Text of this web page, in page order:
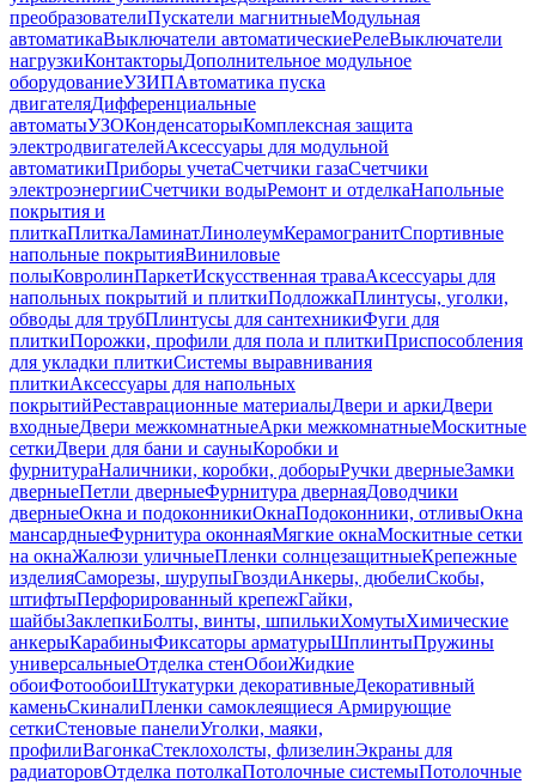
преобразователиПускатели магнитныеМодульная
автоматикаВыключатели автоматическиеРелеВыключатели
нагрузкиКонтакторыДополнительное модульное
оборудованиеУЗИПАвтоматика пуска
двигателяДифференциальные
автоматыУЗОКонденсаторыКомплексная защита
электродвигателейАксессуары для модульной
автоматикиПриборы учетаСчетчики газаСчетчики
электроэнергииСчетчики водыРемонт и отделкаНапольные
покрытия и
плиткаПлиткаЛаминатЛинолеумКерамогранитСпортивные
напольные покрытияВиниловые
полыКовролинПаркетИскусственная траваАксессуары для
напольных покрытий и плиткиПодложкаПлинтусы, уголки,
обводы для трубПлинтусы для сантехникиФуги для
плиткиПорожки, профили для пола и плиткиПриспособления
для укладки плиткиСистемы выравнивания
плиткиАксессуары для напольных
покрытийРеставрационные материалыДвери и аркиДвери
входныеДвери межкомнатныеАрки межкомнатныеМоскитные
сеткиДвери для бани и сауныКоробки и
фурнитураНаличники, коробки, доборыРучки дверныеЗамки
дверныеПетли дверныеФурнитура двернаяДоводчики
дверныеОкна и подоконникиОкнаПодоконники, отливыОкна
мансардныеФурнитура оконнаяМягкие окнаМоскитные сетки
на окнаЖалюзи уличныеПленки солнцезащитныеКрепежные
изделияСаморезы, шурупыГвоздиАнкеры, дюбелиСкобы,
штифтыПерфорированный крепежГайки,
шайбыЗаклепкиБолты, винты, шпилькиХомутыХимические
анкерыКарабиныФиксаторы арматурыШплинтыПружины
универсальныеОтделка стенОбоиЖидкие
обоиФотообоиШтукатурки декоративныеДекоративный
каменьСкиналиПленки самоклеящиеся Армирующие
сеткиСтеновые панелиУголки, маяки,
профилиВагонкаСтеклохолсты, флизелинЭкраны для
радиаторовОтделка потолкаПотолочные системыПотолочные